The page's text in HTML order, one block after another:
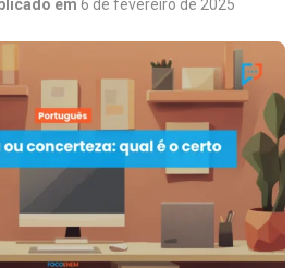
em 6 de fevereiro de 2025